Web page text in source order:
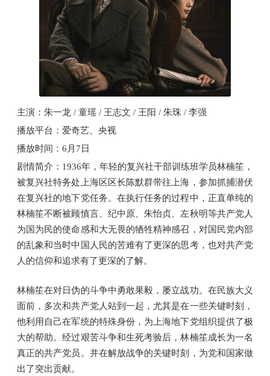
主演：朱一龙 / 童瑶 / 王志文 / 王阳 / 朱珠 / 李强
播放平台：爱奇艺、央视
播放时间：6月7日
剧情简介：1936年，年轻的复兴社干部训练班学员林楠笙，
被复兴社特务处上海区区长陈默群带往上海，参加抓捕潜伏
在复兴社的地下党任务。在执行任务的过程中，正直单纯的
林楠笙不断被顾慎言、纪中原、朱怡贞、左秋明等共产党人
为国为民的使命感和大无畏的牺牲精神感召，对国民党内部
的乱象和当时中国人民的苦难有了更深的思考，也对共产党
人的信仰和追求有了更深的了解。
林楠笙在对日伪的斗争中勇敢果毅，屡立战功。在民族大义
面前，多次和共产党人站到一起，尤其是在一些关键时刻，
他利用自己在军统的特殊身份，为上海地下党组织提供了极
大的帮助。经过艰苦斗争和生死考验后，林楠笙成长为一名
真正的共产党员。并在解放战争的关键时刻，为党和国家做
出了突出贡献。